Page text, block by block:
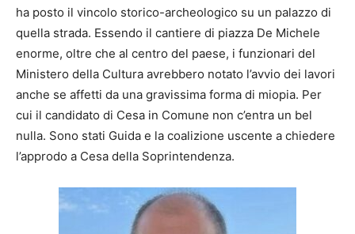
ha posto il vincolo storico-archeologico su un palazzo di
quella strada. Essendo il cantiere di piazza De Michele
enorme, oltre che al centro del paese, i funzionari del
Ministero della Cultura avrebbero notato l’avvio dei lavori
anche se affetti da una gravissima forma di miopia. Per
cui il candidato di Cesa in Comune non c’entra un bel
nulla. Sono stati Guida e la coalizione uscente a chiedere
l’approdo a Cesa della Soprintendenza.